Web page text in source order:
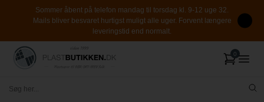
Sommer åbent på telefon mandag til torsdag kl. 9-12 uge 32.
Mails bliver besvaret hurtigst muligt alle uger. Forvent længere
leveringstid end normalt.